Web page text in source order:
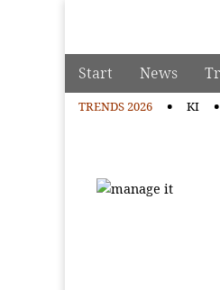
Main menu
Skip to content
Start News
TRENDS 2026 KI